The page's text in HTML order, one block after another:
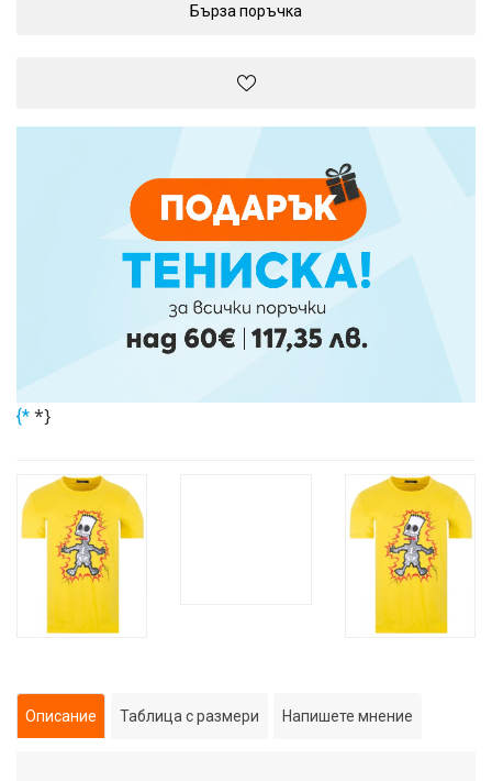
Бърза поръчка
{* *}
Описание Таблица с размери Напишете мнение